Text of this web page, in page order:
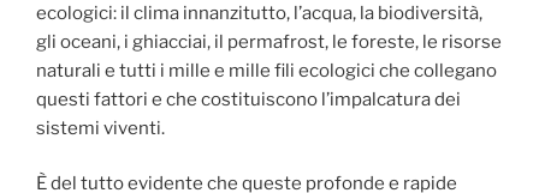
ecologici: il clima innanzitutto, l’acqua, la biodiversità,
gli oceani, i ghiacciai, il permafrost, le foreste, le risorse
naturali e tutti i mille e mille fili ecologici che collegano
questi fattori e che costituiscono l’impalcatura dei
sistemi viventi.
È del tutto evidente che queste profonde e rapide